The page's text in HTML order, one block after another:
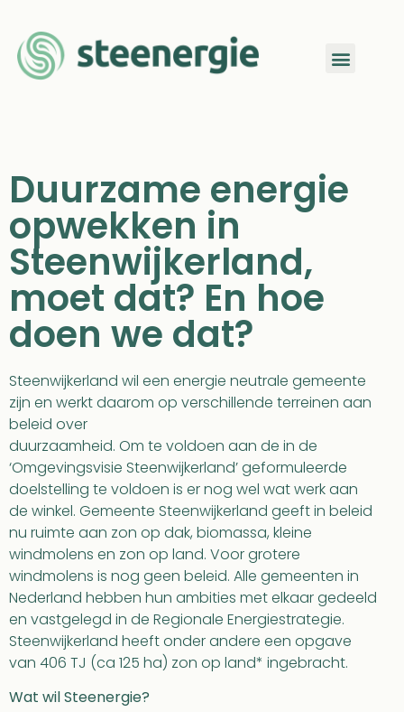
Duurzame energie
opwekken in
Steenwijkerland,
moet dat? En hoe
doen we dat?
Steenwijkerland wil een energie neutrale gemeente
zijn en werkt daarom op verschillende terreinen aan
beleid over
duurzaamheid. Om te voldoen aan de in de
‘Omgevingsvisie Steenwijkerland’ geformuleerde
doelstelling te voldoen is er nog wel wat werk aan
de winkel. Gemeente Steenwijkerland geeft in beleid
nu ruimte aan zon op dak, biomassa, kleine
windmolens en zon op land. Voor grotere
windmolens is nog geen beleid. Alle gemeenten in
Nederland hebben hun ambities met elkaar gedeeld
en vastgelegd in de Regionale Energiestrategie.
Steenwijkerland heeft onder andere een opgave
van 406 TJ (ca 125 ha) zon op land* ingebracht.
Wat wil Steenergie?